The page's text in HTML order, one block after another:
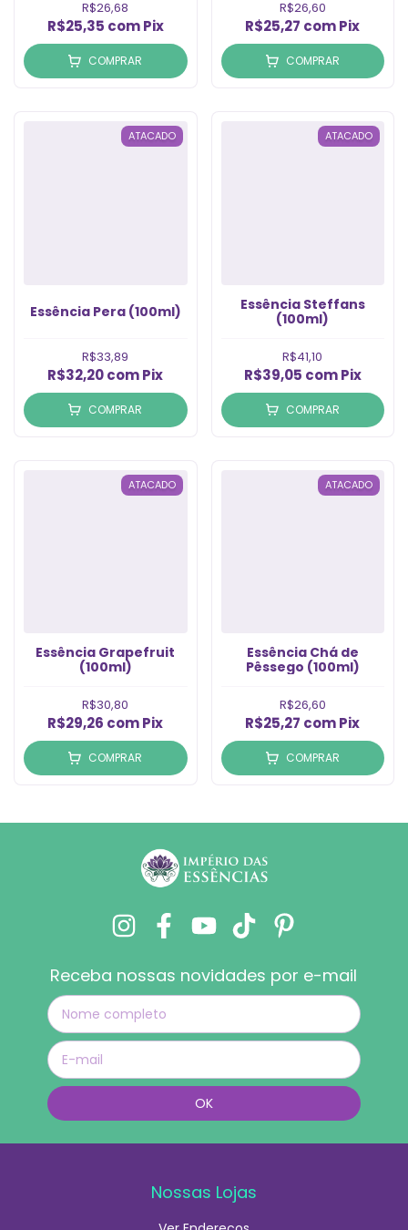
R$26,68
R$25,35 com Pix
COMPRAR
R$26,60
R$25,27 comPix
COMPRAR
ATACADO
Essência Pera (100ml)
R$33,89
R$32,20comPix
COMPRAR
ATACADO
Essência Steffans
(100ml)
R$41,10
R$39,05 com Pix
COMPRAR
ATACADO
Essência Grapefruit
(100ml)
R$30,80
R$29,26 comPix
COMPRAR
ATACADO
Essência Chá de
Pêssego (100ml)
R$26,60
R$25,27 comPix
COMPRAR
Receba nossas novidades por e-mail
Nossas Lojas